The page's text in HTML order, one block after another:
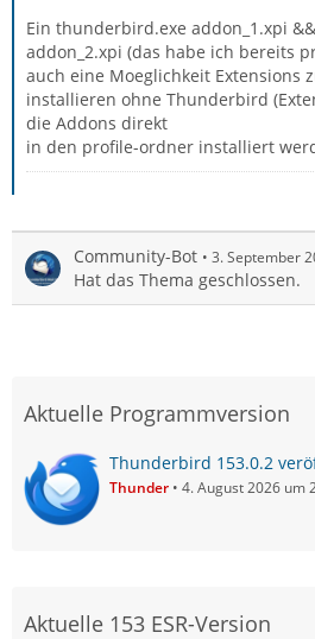
Ein thunderbird.exe addon_1.xpi
addon_2.xpi (das habe ich bereits
auch eine Moeglichkeit Extensions
installieren ohne Thunderbird
die Addons direkt
in den profile-ordner installiert
Community-Bot 3. September
Hat das Thema geschlossen.
Aktuelle Programmversion
Thunderbird 153.0.2
Thunder 4. August 2026 um
Aktuelle 153 ESR-Version